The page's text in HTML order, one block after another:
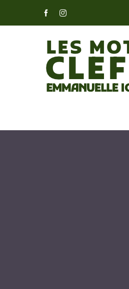
FacebookInstagram